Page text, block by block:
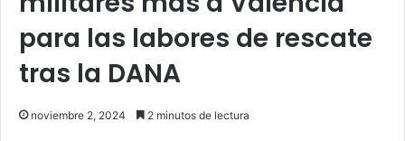
para las labores de rescate
tras la DANA
noviembre 2, 2024 2 minutos de lectura